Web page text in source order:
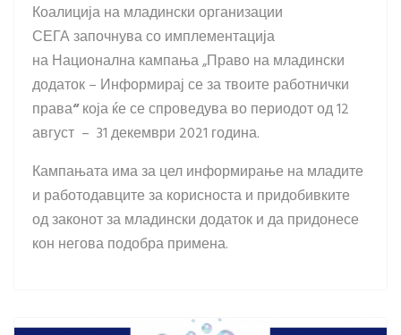
Коалиција на младински организации
СЕГА започнува со имплементација
на Национална кампања „Право на младински
додаток – Информирај се за твоите работнички
права“која ќе се спроведува во периодот од 12
август – 31 декември 2021 година.
Кампањата има за цел информирање на младите
и работодавците за корисноста и придобивките
од законот за младински додаток и да придонесе
кон негова подобра примена.